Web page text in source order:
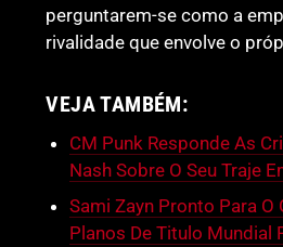
perguntarem-se como a
rivalidade que envolve o
VEJA TAMBÉM:
CM Punk Responde As
Nash Sobre O Seu Traje
Sami Zayn Pronto Para O
Planos De Titulo Mundial